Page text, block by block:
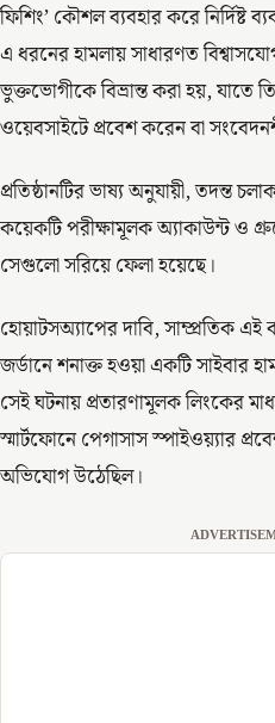
ফিশিং’ কৌশল ব্যবহার করে নির্দিষ্ট
এ ধরনের হামলায় সাধারণত
ভুক্তভোগীকে বিভ্রান্ত করা হয়, যাতে
ওয়েবসাইটে প্রবেশ করেন বা
প্রতিষ্ঠানটির ভাষ্য অনুযায়ী, তদন্ত
কয়েকটি পরীক্ষামূলক অ্যাকাউন্ট ও
সেগুলো সরিয়ে ফেলা হয়েছে।
হোয়াটসঅ্যাপের দাবি, সাম্প্রতিক এই
জর্ডানে শনাক্ত হওয়া একটি সাইবার
সেই ঘটনায় প্রতারণামূলক লিংকের
স্মার্টফোনে পেগাসাস স্পাইওয়্যার
অভিযোগ উঠেছিল।